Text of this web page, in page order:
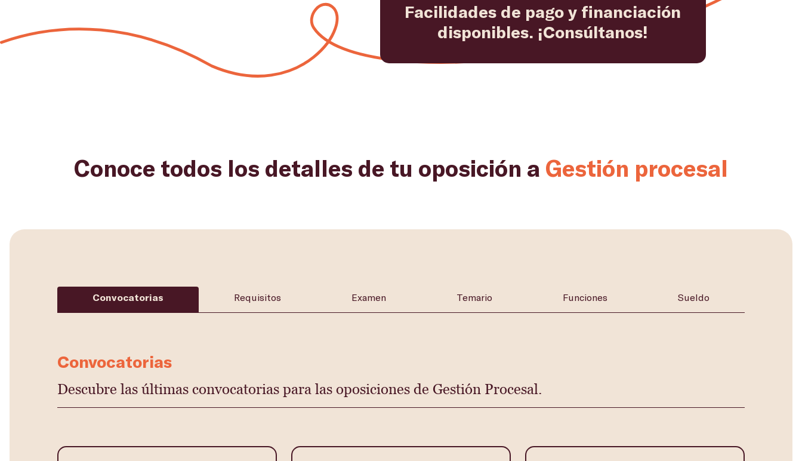
Facilidades de pago y financiación
disponibles. ¡Consúltanos!
Conoce todos los detalles de tu oposición a Gestión procesal
Convocatorias Requisitos Examen Temario Funciones Sueldo
Convocatorias
Descubre las últimas convocatorias para las oposiciones de Gestión Procesal.